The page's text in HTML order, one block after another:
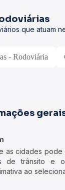
que atuam
- Rodoviária
as cidades pode
de trânsito e
ao